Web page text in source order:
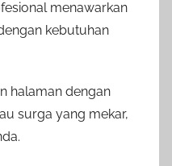
menawarkan
kebutuhan
halaman dengan
surga yang mekar,